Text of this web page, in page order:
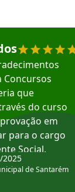
recomenda o
Concursos
que
do curso
em
para o cargo
Social.
atuando na
Santarém.
2025
de Santarém